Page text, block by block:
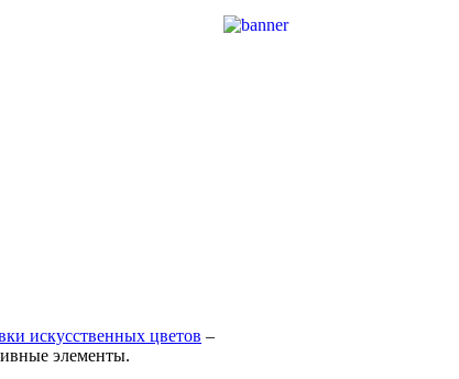
искусственных цветов –
элементы.